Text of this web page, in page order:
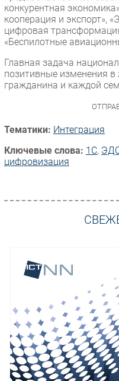
конкурентная
кооперация и экспорт»,
цифровая
«Беспилотные
Главная задача
позитивные изменения в
гражданина и каждой
Тематики: Интеграция
Ключевые слова: 1С,
цифровизация